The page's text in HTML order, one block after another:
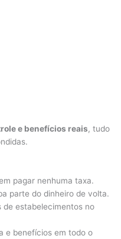
e benefícios reais, tudo
pagar nenhuma taxa.
parte do dinheiro de volta.
de estabelecimentos no
e benefícios em todo o